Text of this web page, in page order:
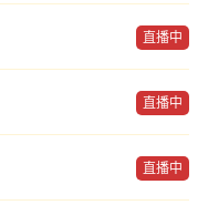
直播中
直播中
直播中